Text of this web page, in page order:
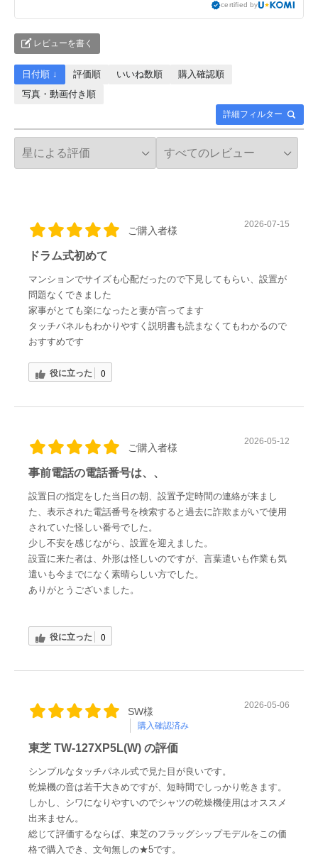
certified by
レビューを書く
詳細フィルター
日付順 ↓ 評価順 いいね数順
購入確認順
写真・動画付き順
ご購入者様
2026-07-15
ドラム式初めて
マンションでサイズも心配だったので下見してもらい、設置が
問題なくできました
家事がとても楽になったと妻が言ってます
タッチパネルもわかりやすく説明書も読まなくてもわかるので
おすすめです
役に立った 0
ご購入者様
2026-05-12
事前電話の電話番号は、、
設置日の指定をした当日の朝、設置予定時間の連絡が来まし
た、表示された電話番号を検索すると過去に詐欺まがいで使用
されていた怪しい番号でした。
少し不安を感じながら、設置を迎えました。
設置に来た者は、外形は怪しいのですが、言葉遣いも作業も気
遣いも今までになく素晴らしい方でした。
ありがとうございました。
役に立った 0
SW様
購入確認済み
2026-05-06
東芝 TW-127XP5L(W) の評価
シンプルなタッチパネル式で見た目が良いです。
乾燥機の音は若干大きめですが、短時間でしっかり乾きます。
しかし、シワになりやすいのでシャツの乾燥機使用はオススメ
出来ません。
総じて評価するならば、東芝のフラッグシップモデルをこの価
格で購入でき、文句無しの★5です。